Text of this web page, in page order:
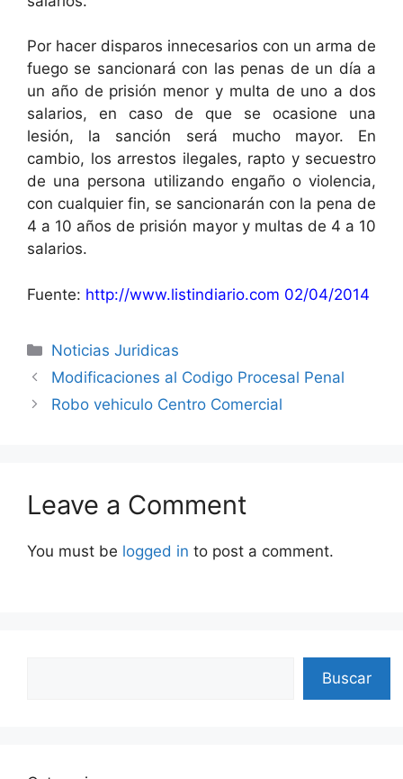
Por hacer disparos innecesarios con un arma de
fuego se sancionará con las penas de un día a
un año de prisión menor y multa de uno a dos
salarios, en caso de que se ocasione una
lesión, la sanción será mucho mayor. En
cambio, los arrestos ilegales, rapto y secuestro
de una persona utilizando engaño o violencia,
con cualquier fin, se sancionarán con la pena de
4 a 10 años de prisión mayor y multas de 4 a 10
salarios.
Fuente: http://www.listindiario.com 02/04/2014
Categories
Noticias Juridicas
Modificaciones al Codigo Procesal Penal
Robo vehiculo Centro Comercial
Leave a Comment
You must be logged in to post a comment.
Buscar